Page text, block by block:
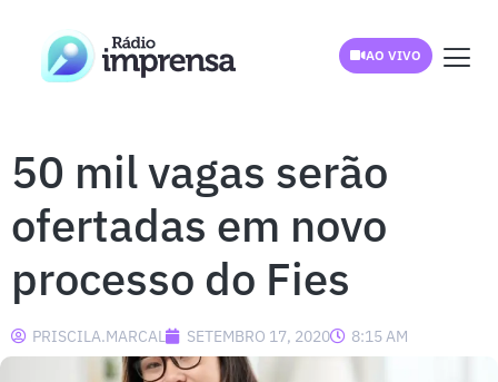
AO VIVO
50 mil vagas serão
ofertadas em novo
processo do Fies
PRISCILA.MARCAL SETEMBRO 17, 2020 8:15 AM